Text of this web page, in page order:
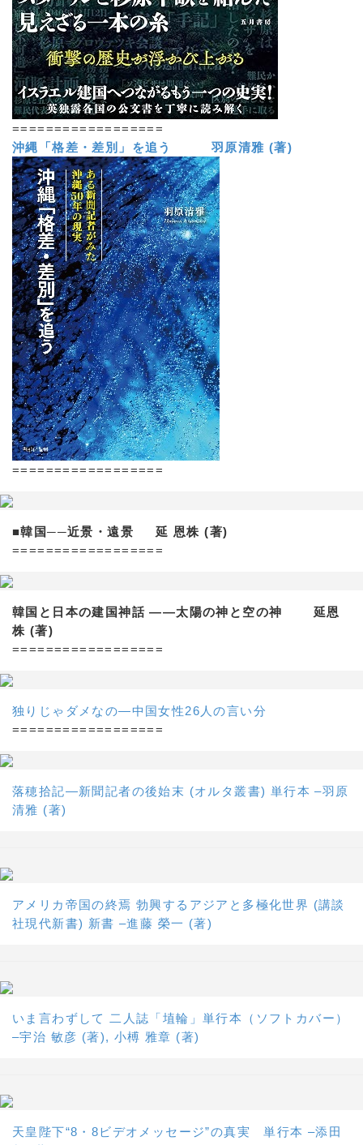
==================
沖縄「格差・差別」を追う 羽原清雅 (著)
==================
■韓国──近景・遠景 延 恩株 (著)
==================
韓国と日本の建国神話 ——太陽の神と空の神 延恩
株 (著)
==================
独りじゃダメなの―中国女性26人の言い分
==================
落穂拾記―新聞記者の後始末 (オルタ叢書) 単行本 –羽原
清雅 (著)
アメリカ帝国の終焉 勃興するアジアと多極化世界 (講談
社現代新書) 新書 –進藤 榮一 (著)
いま言わずして 二人誌「埴輪」単行本（ソフトカバー）
–宇治 敏彦 (著), 小榑 雅章 (著)
天皇陛下“8・8ビデオメッセージ”の真実 単行本 –添田